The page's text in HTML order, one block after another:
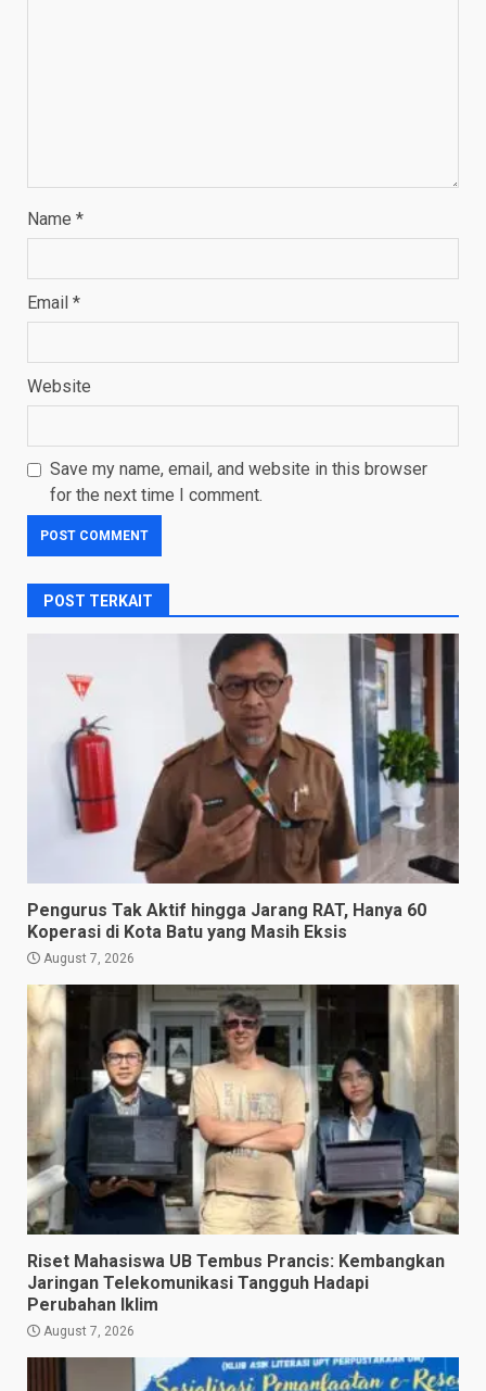
Name *
Email *
Website
Save my name, email, and website in this browser
for the next time I comment.
POST TERKAIT
Pengurus Tak Aktif hingga Jarang RAT, Hanya 60
Koperasi di Kota Batu yang Masih Eksis
August 7, 2026
Riset Mahasiswa UB Tembus Prancis: Kembangkan
Jaringan Telekomunikasi Tangguh Hadapi
Perubahan Iklim
August 7, 2026